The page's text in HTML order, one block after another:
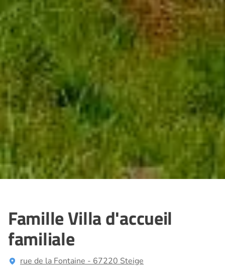
Famille Villa d'accueil
familiale
rue de la Fontaine - 67220 Steige